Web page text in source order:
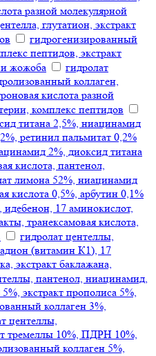
разной молекулярной
глутатион, экстракт
гидрогенизированный
пептидов, экстракт
и жожоба
гидролат
коллаген,
кислота разной
комплекс пептидов
титана 2,5%, ниацинамид
ретинил пальмитат 0,2%
2%, диоксид титана
кислота, пантенол,
лимона 52%, ниацинамид
кислота 0,5%, арбутин 0,1%
17 аминокислот,
транексамовая кислота,
гидролат центеллы,
(витамин К1), 17
экстракт баклажана,
пантенол, ниацинамид,
экстракт прополиса 5%,
коллаген 3%,
центеллы,
тремеллы 10%, ПДРН 10%,
коллаген 5%,